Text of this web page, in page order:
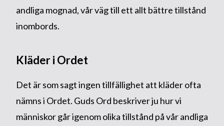
andliga mognad, vår väg till ett allt bättre tillstånd
inombords.
Kläder i Ordet
Det är som sagt ingen tillfällighet att kläder ofta
nämns i Ordet. Guds Ord beskriver ju hur vi
människor går igenom olika tillstånd på vår andliga